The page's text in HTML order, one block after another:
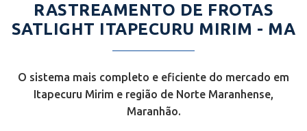
RASTREAMENTO DE FROTAS
SATLIGHT ITAPECURU MIRIM - MA
O sistema mais completo e eficiente do mercado em
Itapecuru Mirim e região de Norte Maranhense,
Maranhão.